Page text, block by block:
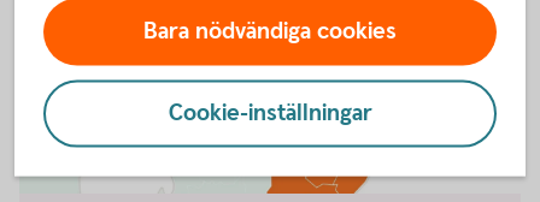
Bara nödvändiga cookies
Cookie-inställningar